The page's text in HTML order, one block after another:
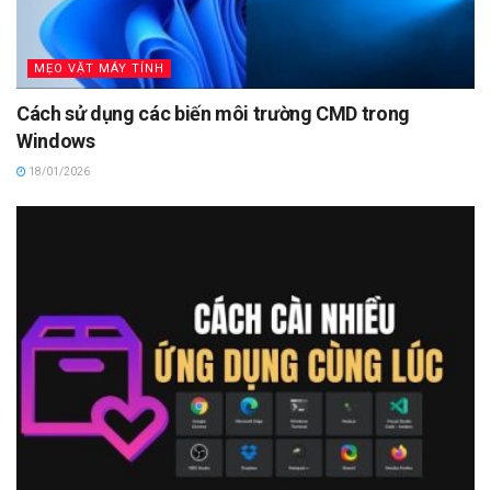
MẸO VẶT MÁY TÍNH
Cách sử dụng các biến môi trường CMD trong
Windows
18/01/2026